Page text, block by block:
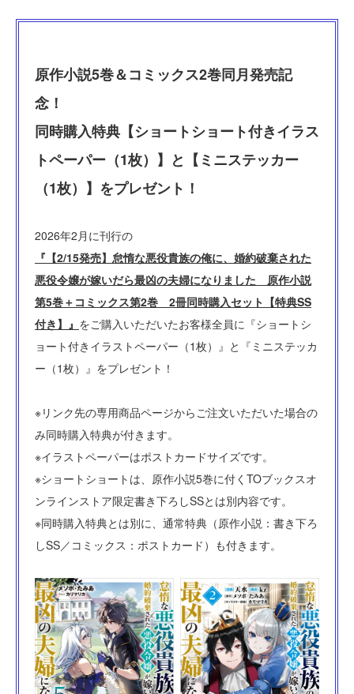
原作小説5巻＆コミックス2巻同月発売記
念！
同時購入特典【ショートショート付きイラス
トペーパー（1枚）】と【ミニステッカー
（1枚）】をプレゼント！
2026年2月に刊行の
『【2/15発売】怠惰な悪役貴族の俺に、婚約破棄された
悪役令嬢が嫁いだら最凶の夫婦になりました 原作小説
第5巻＋コミックス第2巻 2冊同時購入セット【特典SS
付き】』 をご購入いただいたお客様全員に『ショートシ
ョート付きイラストペーパー（1枚）』と『ミニステッカ
ー（1枚）』をプレゼント！
※リンク先の専用商品ページからご注文いただいた場合の
み同時購入特典が付きます。
※イラストペーパーはポストカードサイズです。
※ショートショートは、原作小説5巻に付くTOブックスオ
ンラインストア限定書き下ろしSSとは別内容です。
※同時購入特典とは別に、通常特典（原作小説：書き下ろ
しSS／コミックス：ポストカード）も付きます。